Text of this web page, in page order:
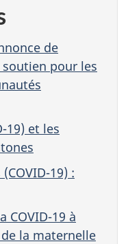
de
pour les
19) et les
19) :
COVID-19 à
la maternelle